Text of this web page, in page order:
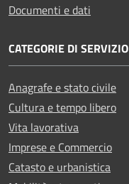
Documenti e dati
CATEGORIE DI SERVIZIO
Anagrafe e stato civile
Cultura e tempo libero
Vita lavorativa
Imprese e Commercio
Catasto e urbanistica